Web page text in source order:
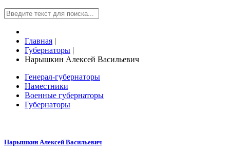
Главная |
Губернаторы |
Нарышкин Алексей Васильевич
Генерал-губернаторы
Наместники
Военные губернаторы
Губернаторы
Нарышкин Алексей Васильевич